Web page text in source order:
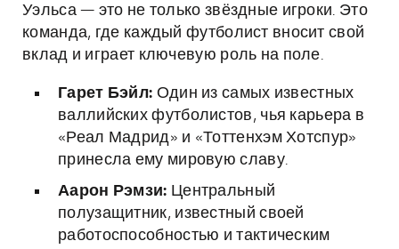
Уэльса — это не только звёздные игроки. Это
команда, где каждый футболист вносит свой
вклад и играет ключевую роль на поле.
Гарет Бэйл: Один из самых известных
валлийских футболистов, чья карьера в
«Реал Мадрид» и «Тоттенхэм Хотспур»
принесла ему мировую славу.
Аарон Рэмзи: Центральный
полузащитник, известный своей
работоспособностью и тактическим